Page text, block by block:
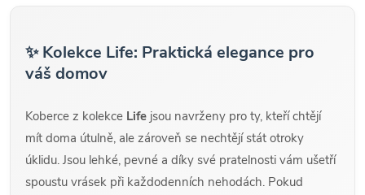
✨ Kolekce Life: Praktická elegance pro
váš domov
Koberce z kolekce Life jsou navrženy pro ty, kteří chtějí
mít doma útulně, ale zároveň se nechtějí stát otroky
úklidu. Jsou lehké, pevné a díky své pratelnosti vám ušetří
spoustu vrásek při každodenních nehodách. Pokud